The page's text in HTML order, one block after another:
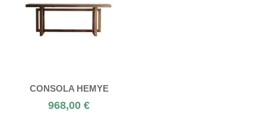
CONSOLA HEMYE
968,00 €